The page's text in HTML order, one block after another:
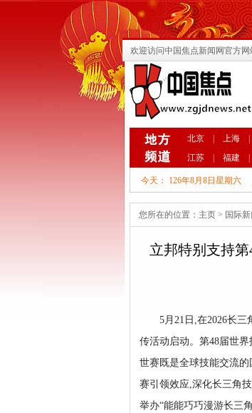
欢迎访问中国焦点新闻网官方网
北京 上海
江苏
福建
今天： 126年8月8日星期六
您所在的位置： 主页 > 国际新
立邦特别支持
5月21日,在2026长
传活动启动。第48届世界
世赛既是全球技能交流
赛引领效应,深化长三角
举办“能能巧巧漫游长三